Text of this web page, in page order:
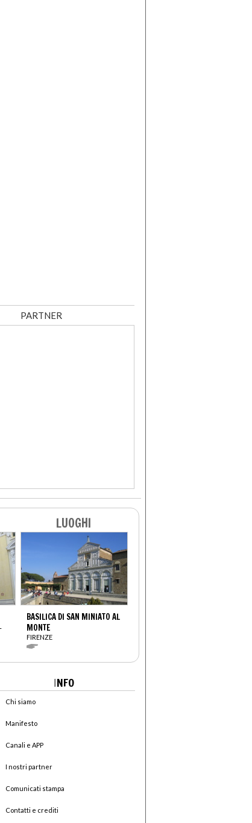
PARTNER
LUOGHI
BASILICA DI SAN MINIATO AL
MONTE
FIRENZE
INFO
Chi siamo
Manifesto
Canali e APP
I nostri partner
Comunicati stampa
Contatti e crediti